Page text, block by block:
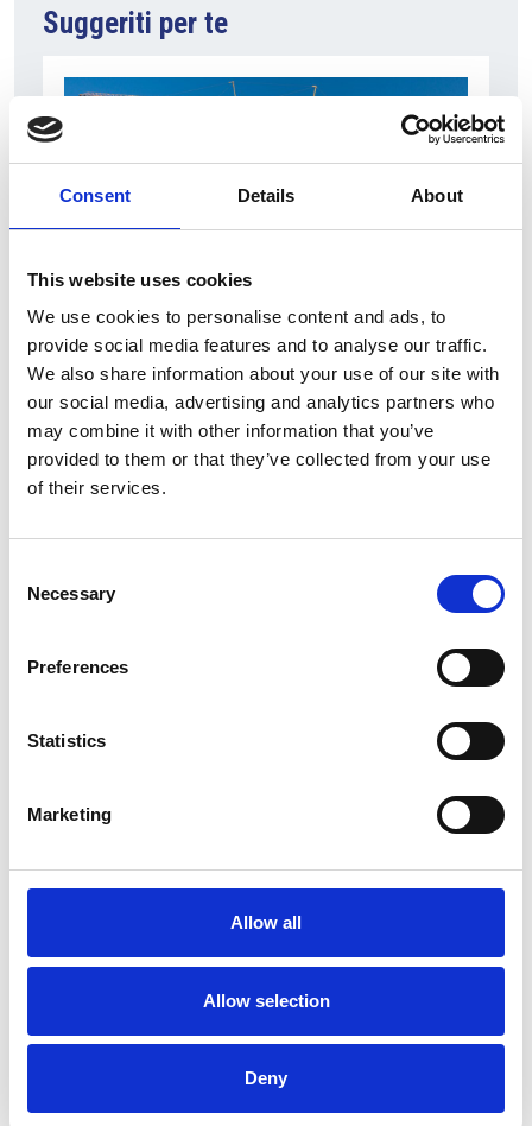
Consent Details About
This website uses cookies
We use cookies to personalise content and ads, to
provide social media features and to analyse our traffic.
We also share information about your use of our site with
our social media, advertising and analytics partners who
may combine it with other information that you’ve
provided to them or that they’ve collected from your use
of their services.
Selection
Necessary
Preferences
Statistics
Marketing
Allow all
Allow selection
Deny
Suggeriti per te
7 Agosto 2026
Nel primo semestre è aumentata fortemente la
costruzione di nuove abitazioni
Repubblica Ceca
La Škoda avvia la produzione del suo SUV Peaq